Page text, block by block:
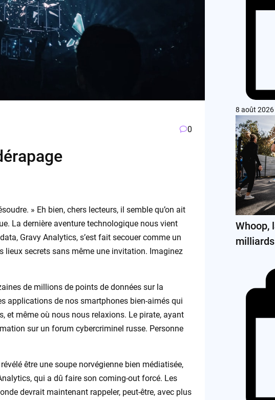
0
» Eh bien, chers lecteurs, il semble qu’on ait
La dernière aventure technologique nous vient
Gravy Analytics, s’est fait secouer comme un
lieux secrets sans même une invitation. Imaginez
de millions de points de données sur la
applications de nos smartphones bien-aimés qui
et même où nous nous relaxions. Le pirate, ayant
sur un forum cybercriminel russe. Personne
être une soupe norvégienne bien médiatisée,
qui a dû faire son coming-out forcé. Les
devrait maintenant rappeler, peut-être, avec plus
8 août 2026
Whoop,